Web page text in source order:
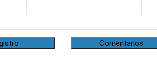
Comentarios